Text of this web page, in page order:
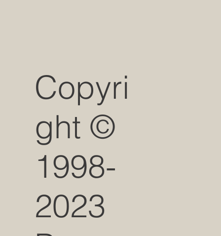
Copyri
ght ©
1998-
2023